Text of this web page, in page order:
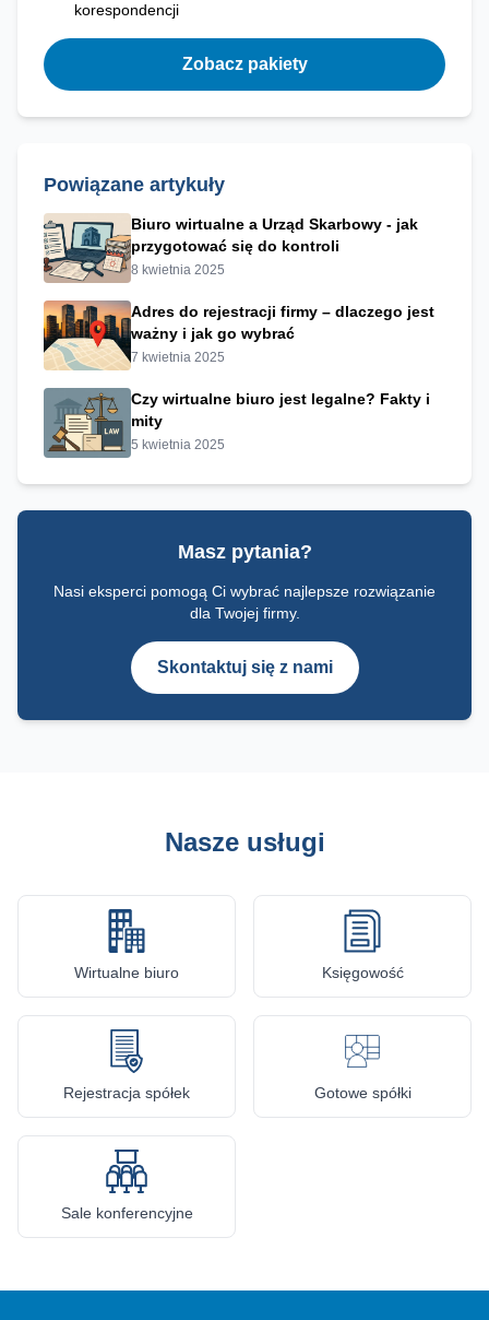
korespondencji
Zobacz pakiety
Powiązane artykuły
Biuro wirtualne a Urząd Skarbowy - jak
przygotować się do kontroli
8 kwietnia 2025
Adres do rejestracji firmy – dlaczego jest
ważny i jak go wybrać
7 kwietnia 2025
Czy wirtualne biuro jest legalne? Fakty i
mity
5 kwietnia 2025
Masz pytania?
Nasi eksperci pomogą Ci wybrać najlepsze rozwiązanie
dla Twojej firmy.
Skontaktuj się z nami
Nasze usługi
Wirtualne biuro Księgowość
Rejestracja spółek Gotowe spółki
Sale konferencyjne